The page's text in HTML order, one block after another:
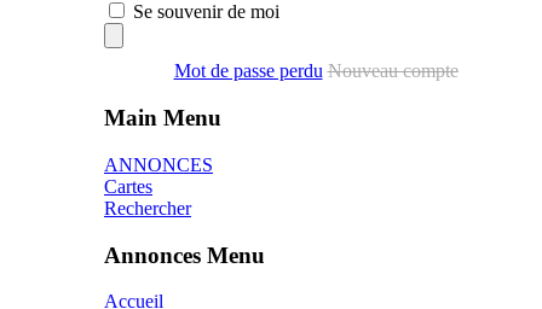
Se souvenir de moi
Mot de passe perdu Nouveau compte
Main Menu
ANNONCES
Cartes
Rechercher
Annonces Menu
Accueil